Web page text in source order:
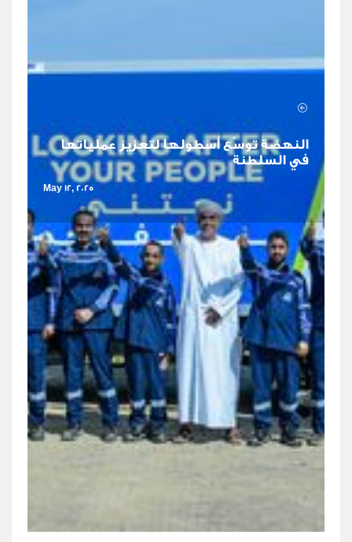
النهضة توسّع أسطولها لتعزيز عملياتها
في السلطنة
May 12, 2025